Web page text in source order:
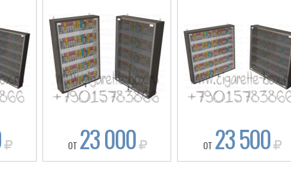
ОТ 23 000 ОТ 23 500